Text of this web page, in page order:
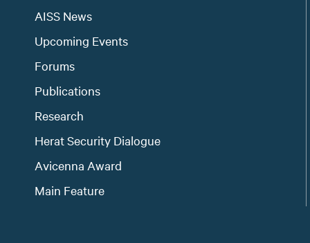
AISS News
Upcoming Events
Forums
Publications
Research
Herat Security Dialogue
Avicenna Award
Main Feature